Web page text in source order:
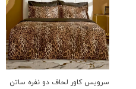
سرویس کاور لحاف دو نفره ساتن